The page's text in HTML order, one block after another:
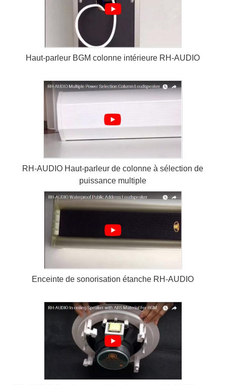
Haut-parleur BGM colonne intérieure RH-AUDIO
RH-AUDIO Haut-parleur de colonne à sélection de
puissance multiple
Enceinte de sonorisation étanche RH-AUDIO